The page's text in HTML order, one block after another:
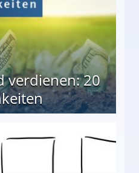
verdienen: 20